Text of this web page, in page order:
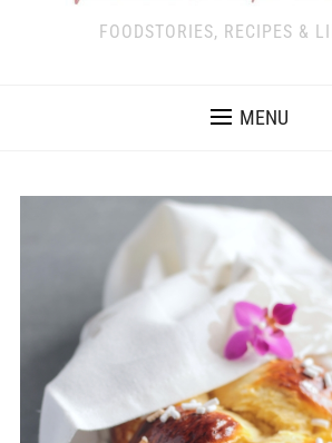
FOODSTORIES, RECIPES &
MENU